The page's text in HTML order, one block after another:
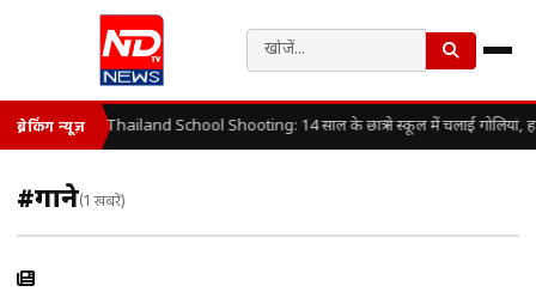
ब्रेकिंग न्यूज़ Thailand School Shooting: 14 साल के छात्र ने स्कूल में चलाई गोलियां,
#गाने(1 खबरें)